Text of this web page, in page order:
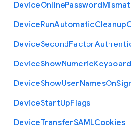
DeviceOnlinePassword
DeviceRunAutomaticCleanup
DeviceSecondFactor
DeviceShowNumericKeyboard
DeviceShowUserNamesOn
DeviceStartUpFlags
DeviceTransferSAMLCookies